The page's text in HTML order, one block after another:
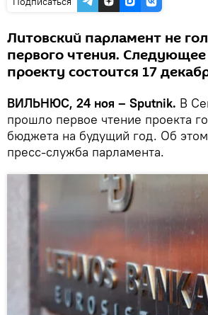
Литовский парламент не
первого чтения. Следующее
проекту состоится 17
ВИЛЬНЮС, 24 ноя – Sputnik. В
прошло первое чтение проекта
бюджета на будущий год. Об
пресс-служба парламента.